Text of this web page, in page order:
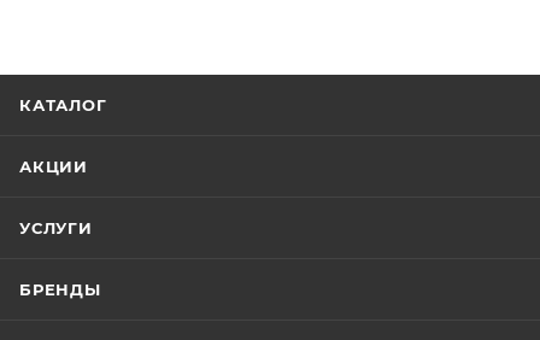
КАТАЛОГ
АКЦИИ
УСЛУГИ
БРЕНДЫ